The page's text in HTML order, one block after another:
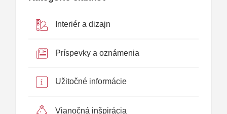
Interiér a dizajn
Príspevky a oznámenia
Užitočné informácie
Vianočná inšpirácia